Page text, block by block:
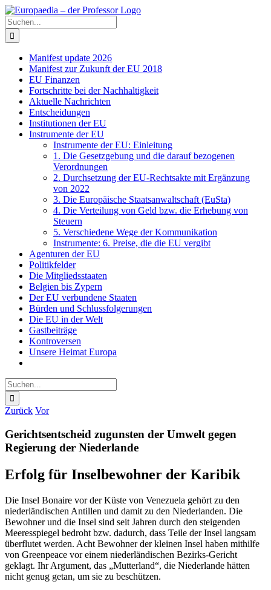
Zum
Inhalt
springen
Facebook
X
Instagram
Pinterest
Suche
nach:
Manifest update 2026
Manifest zur Zukunft der EU 2018
EU Finanzen
Fortschritte bei der Nachhaltigkeit
Aktuelle Nachrichten
Entscheidungen
Institutionen der EU
Instrumente der EU
Instrumente der EU: Einleitung
1. Die Gesetzgebung und die darauf bezogenen
Verordnungen
2. Durchsetzung der EU-Rechtsakte mit Ergänzung
von 2022
3. Die Europäische Staatsanwaltschaft (EuSta)
4. Die Verteilung von Geld bzw. die Erhebung von
Steuern
5. Verschiedene Wege der Kommunikation
Instrumente: 6. Preise, die die EU vergibt
Agenturen der EU
Politikfelder
Die Mitgliedsstaaten
Belgien bis Zypern
Der EU verbundene Staaten
Bürden und Schlussfolgerungen
Die EU in der Welt
Gastbeiträge
Kontroversen
Unsere Heimat Europa
Suche
nach:
Zurück Vor
Gerichtsentscheid zugunsten der Umwelt gegen
Regierung der Niederlande
Erfolg für Inselbewohner der Karibik
Die Insel Bonaire vor der Küste von Venezuela gehört zu den
niederländischen Antillen und damit zu den Niederlanden. Die
Bewohner und die Insel sind seit Jahren durch den steigenden
Meeresspiegel bedroht bzw. dadurch, dass Teile der Insel langsam
überflutet werden. Acht Bewohner der kleinen Insel haben mithilfe
von Greenpeace vor einem niederländischen Bezirks-Gericht
geklagt. Ihr Argument, das „Mutterland“, die Niederlande hätten
nicht genug getan, um sie zu beschützen.